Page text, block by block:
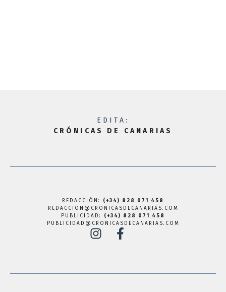
EDITA:
CRÓNICAS DE CANARIAS
REDACCIÓN: (+34) 828 071 458
REDACCION@CRONICASDECANARIAS.COM
PUBLICIDAD: (+34) 828 071 458
PUBLICIDAD@CRONICASDECANARIAS.COM